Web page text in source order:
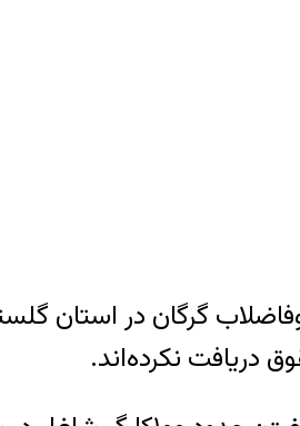
گرگان در استان
دریافت نکرده‌اند.